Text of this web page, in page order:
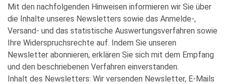
Mit den nachfolgenden Hinweisen informieren wir Sie über
die Inhalte unseres Newsletters sowie das Anmelde-,
Versand- und das statistische Auswertungsverfahren sowie
Ihre Widerspruchsrechte auf. Indem Sie unseren
Newsletter abonnieren, erklären Sie sich mit dem Empfang
und den beschriebenen Verfahren einverstanden.
Inhalt des Newsletters: Wir versenden Newsletter, E-Mails